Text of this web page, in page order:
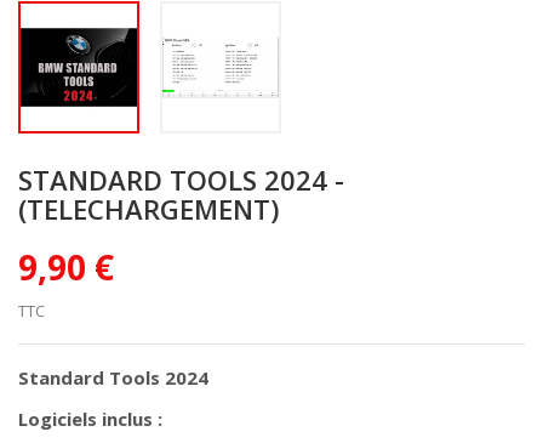
STANDARD TOOLS 2024 -
(TELECHARGEMENT)
9,90 €
TTC
Standard Tools 2024
Logiciels inclus :